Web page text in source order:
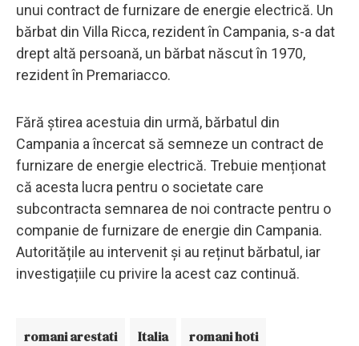
unui contract de furnizare de energie electrică. Un
bărbat din Villa Ricca, rezident în Campania, s-a dat
drept altă persoană, un bărbat născut în 1970,
rezident în Premariacco.
Fără știrea acestuia din urmă, bărbatul din
Campania a încercat să semneze un contract de
furnizare de energie electrică. Trebuie menționat
că acesta lucra pentru o societate care
subcontracta semnarea de noi contracte pentru o
companie de furnizare de energie din Campania.
Autoritățile au intervenit și au reținut bărbatul, iar
investigațiile cu privire la acest caz continuă.
romani arestati Italia romani hoti